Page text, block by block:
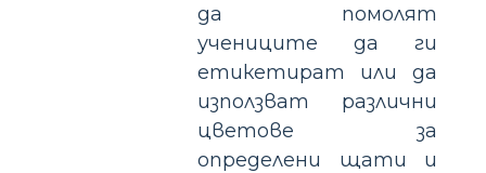
да помолят
учениците да ги
етикетират или да
използват различни
цветове за
определени щати и